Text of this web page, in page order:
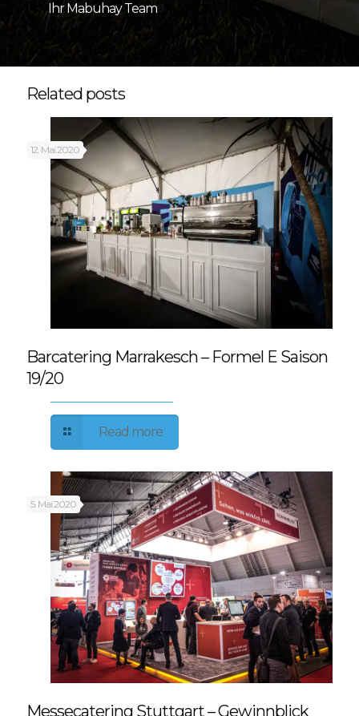
Ihr Mabuhay Team
Related posts
12. Mai 2020
Barcatering Marrakesch – Formel E Saison
19/20
Read more
5. Mai 2020
Messecatering Stuttgart – Gewinnblick